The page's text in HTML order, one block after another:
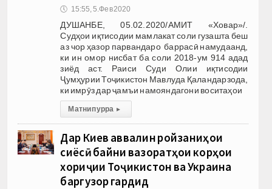
🕔 15:55, 5.Фев 2020
ДУШАНБЕ, 05.02.2020/АМИТ «Ховар»/.
Судҳои иқтисодии мамлакат соли гузашта беш
аз чор ҳазор парвандаро баррасӣ намудаанд,
ки ин омор нисбат ба соли 2018-ум 914 адад
зиёд аст. Раиси Суди Олии иқтисодии
Ҷумҳурии Тоҷикистон Мавлуда Қаландарзода,
ки имрӯз дар ҷамъи намояндагони воситаҳои
Матни пурра ▸
Дар Киев аввалин ройзаниҳои
сиёсӣ байни вазоратҳои корҳои
хориҷии Тоҷикистон ва Украина
баргузор гардид